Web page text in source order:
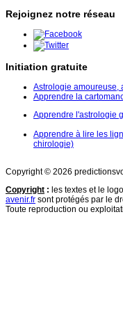
Rejoignez notre réseau
Initiation gratuite
Astrologie amoureuse,
Apprendre la
Apprendre l'astrologie
Apprendre à lire les
chirologie)
Copyright © 2026
Copyright : les textes et le
avenir.fr sont protégés par le
Toute reproduction ou